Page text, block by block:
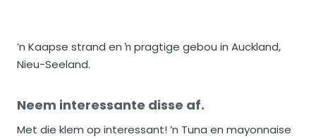
’n Kaapse strand en ŉ pragtige gebou in Auckland,
Nieu-Seeland.
Neem interessante disse af.
Met die klem op interessant! ’n Tuna en mayonnaise